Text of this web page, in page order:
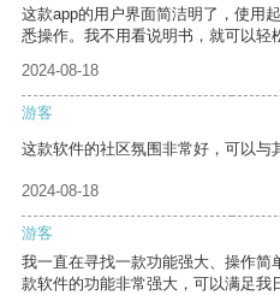
这款app的用户界面简洁明了，使用
悉操作。我不用看说明书，就可以轻
2024-08-18
游客
这款软件的社区氛围非常好，可以与
2024-08-18
游客
我一直在寻找一款功能强大、操作简
款软件的功能非常强大，可以满足我